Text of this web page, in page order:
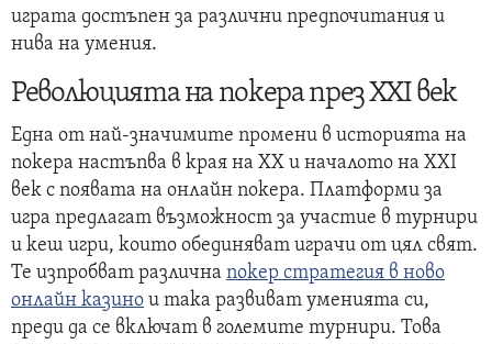
играта достъпен за различни предпочитания и
нива на умения.
Революцията на покера през XXI век
Една от най-значимите промени в историята на
покера настъпва в края на XX и началото на XXI
век с появата на онлайн покера. Платформи за
игра предлагат възможност за участие в турнири
и кеш игри, които обединяват играчи от цял свят.
Те изпробват различна покер стратегия в ново
онлайн казино и така развиват уменията си,
преди да се включат в големите турнири. Това